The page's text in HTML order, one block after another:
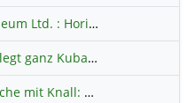
IRW-News: Horizon Petroleum Ltd. : Horizon Petroleum beginnt mit der Testförderung im Projekt Lachowice in Polen und schließt die Platzierung einer überzeichneten Wandelanleihe ab
Erneuter Strom-Blackout legt ganz Kuba lahm
Gold beendet Handelswoche mit Knall: Barrick Mining – Ist diese Aktie wieder ein Kauf?